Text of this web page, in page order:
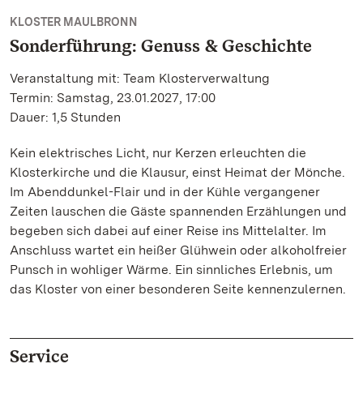
KLOSTER MAULBRONN
Sonderführung: Genuss & Geschichte
Veranstaltung mit: Team Klosterverwaltung
Termin: Samstag, 23.01.2027, 17:00
Dauer: 1,5 Stunden
Kein elektrisches Licht, nur Kerzen erleuchten die
Klosterkirche und die Klausur, einst Heimat der Mönche.
Im Abenddunkel-Flair und in der Kühle vergangener
Zeiten lauschen die Gäste spannenden Erzählungen und
begeben sich dabei auf einer Reise ins Mittelalter. Im
Anschluss wartet ein heißer Glühwein oder alkoholfreier
Punsch in wohliger Wärme. Ein sinnliches Erlebnis, um
das Kloster von einer besonderen Seite kennenzulernen.
Service